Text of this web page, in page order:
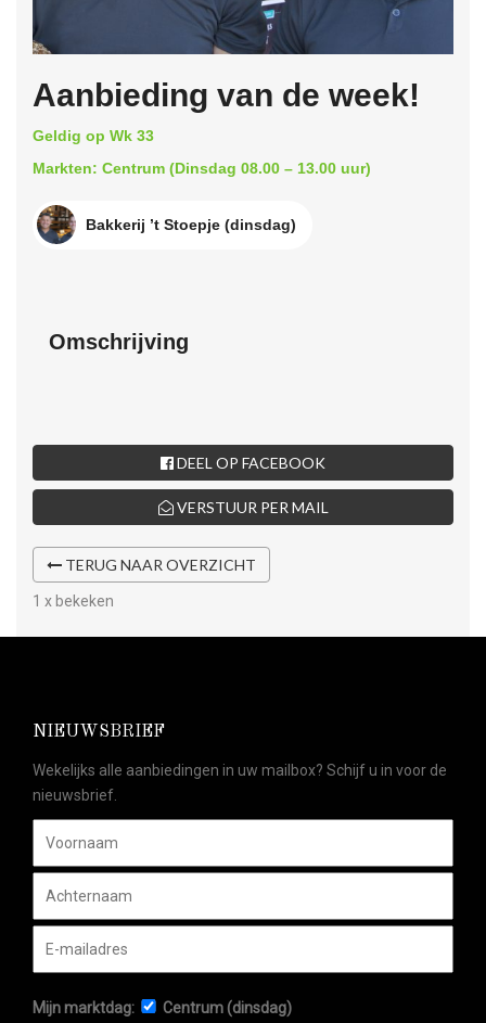
Aanbieding van de week!
Geldig op Wk 33
Markten: Centrum (Dinsdag 08.00 – 13.00 uur)
Bakkerij ’t Stoepje (dinsdag)
Omschrijving
DEEL OP FACEBOOK
VERSTUUR PER MAIL
TERUG NAAR OVERZICHT
1 x bekeken
NIEUWSBRIEF
Wekelijks alle aanbiedingen in uw mailbox? Schijf u in voor de
nieuwsbrief.
Mijn marktdag:
Centrum (dinsdag)